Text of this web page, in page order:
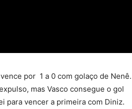
por 1 a 0 com golaço de Nenê.
mas Vasco consegue o gol
para vencer a primeira com Diniz.